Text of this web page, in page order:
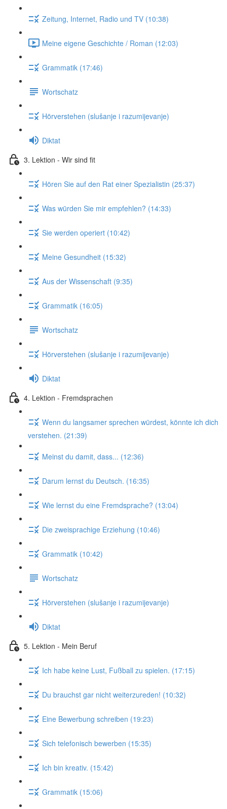
Zeitung, Internet, Radio und TV (10:38)
Meine eigene Geschichte / Roman (12:03)
Grammatik (17:46)
Wortschatz
Hörverstehen (slušanje i razumijevanje)
Diktat
3. Lektion - Wir sind fit
Hören Sie auf den Rat einer Spezialistin (25:37)
Was würden Sie mir empfehlen? (14:33)
Sie werden operiert (10:42)
Meine Gesundheit (15:32)
Aus der Wissenschaft (9:35)
Grammatik (16:05)
Wortschatz
Hörverstehen (slušanje i razumijevanje)
Diktat
4. Lektion - Fremdsprachen
Wenn du langsamer sprechen würdest, könnte ich dich
verstehen. (21:39)
Meinst du damit, dass... (12:36)
Darum lernst du Deutsch. (16:35)
Wie lernst du eine Fremdsprache? (13:04)
Die zweisprachige Erziehung (10:46)
Grammatik (10:42)
Wortschatz
Hörverstehen (slušanje i razumijevanje)
Diktat
5. Lektion - Mein Beruf
Ich habe keine Lust, Fußball zu spielen. (17:15)
Du brauchst gar nicht weiterzureden! (10:32)
Eine Bewerbung schreiben (19:23)
Sich telefonisch bewerben (15:35)
Ich bin kreativ. (15:42)
Grammatik (15:06)